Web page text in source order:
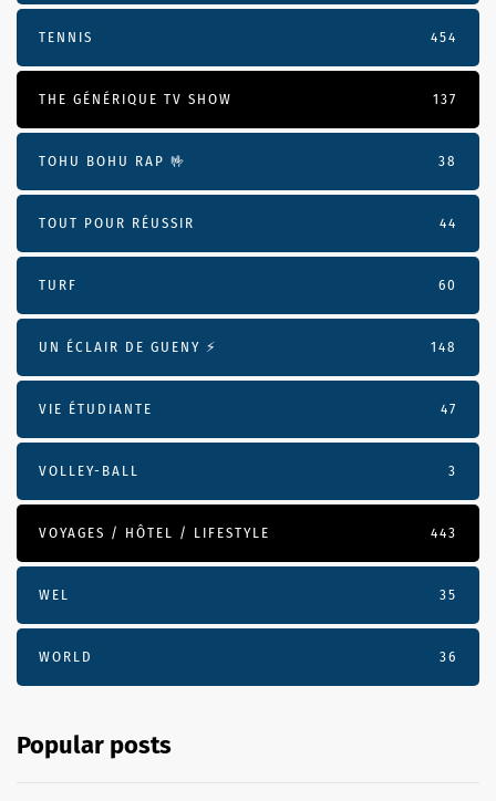
TENNIS 454
THE GÉNÉRIQUE TV SHOW 137
TOHU BOHU RAP 🤟 38
TOUT POUR RÉUSSIR 44
TURF 60
UN ÉCLAIR DE GUENY ⚡️ 148
VIE ÉTUDIANTE 47
VOLLEY-BALL 3
VOYAGES / HÔTEL / LIFESTYLE 443
WEL 35
WORLD 36
Popular posts